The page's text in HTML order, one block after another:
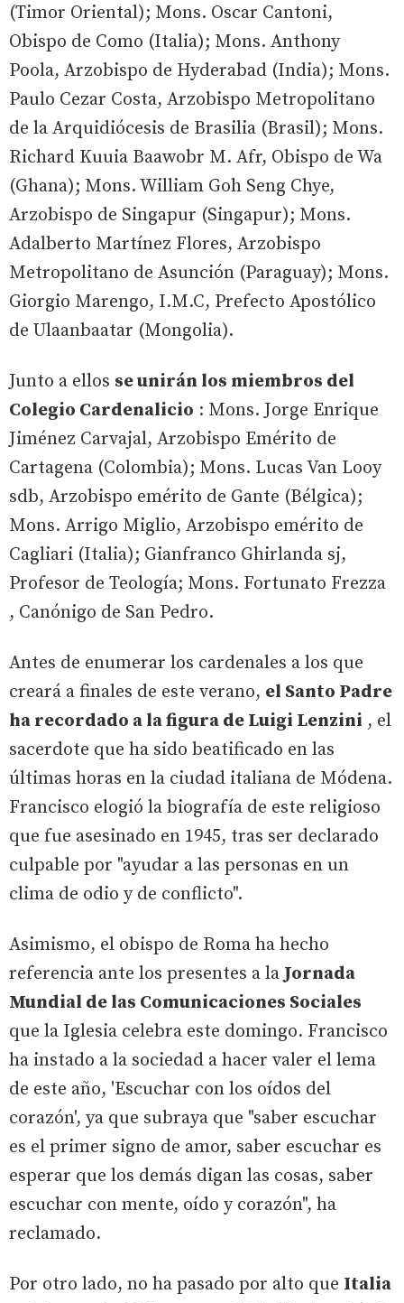
(Timor Oriental); Mons. Oscar Cantoni,
Obispo de Como (Italia); Mons. Anthony
Poola, Arzobispo de Hyderabad (India); Mons.
Paulo Cezar Costa, Arzobispo Metropolitano
de la Arquidiócesis de Brasilia (Brasil); Mons.
Richard Kuuia Baawobr M. Afr, Obispo de Wa
(Ghana); Mons. William Goh Seng Chye,
Arzobispo de Singapur (Singapur); Mons.
Adalberto Martínez Flores, Arzobispo
Metropolitano de Asunción (Paraguay); Mons.
Giorgio Marengo, I.M.C, Prefecto Apostólico
de Ulaanbaatar (Mongolia).
Junto a ellos se unirán los miembros del
Colegio Cardenalicio : Mons. Jorge Enrique
Jiménez Carvajal, Arzobispo Emérito de
Cartagena (Colombia); Mons. Lucas Van Looy
sdb, Arzobispo emérito de Gante (Bélgica);
Mons. Arrigo Miglio, Arzobispo emérito de
Cagliari (Italia); Gianfranco Ghirlanda sj,
Profesor de Teología; Mons. Fortunato Frezza
, Canónigo de San Pedro.
Antes de enumerar los cardenales a los que
creará a finales de este verano, el Santo Padre
ha recordado a la figura de Luigi Lenzini , el
sacerdote que ha sido beatificado en las
últimas horas en la ciudad italiana de Módena.
Francisco elogió la biografía de este religioso
que fue asesinado en 1945, tras ser declarado
culpable por "ayudar a las personas en un
clima de odio y de conflicto".
Asimismo, el obispo de Roma ha hecho
referencia ante los presentes a la Jornada
Mundial de las Comunicaciones Sociales
que la Iglesia celebra este domingo. Francisco
ha instado a la sociedad a hacer valer el lema
de este año, 'Escuchar con los oídos del
corazón', ya que subraya que "saber escuchar
es el primer signo de amor, saber escuchar es
esperar que los demás digan las cosas, saber
escuchar con mente, oído y corazón", ha
reclamado.
Por otro lado, no ha pasado por alto que Italia